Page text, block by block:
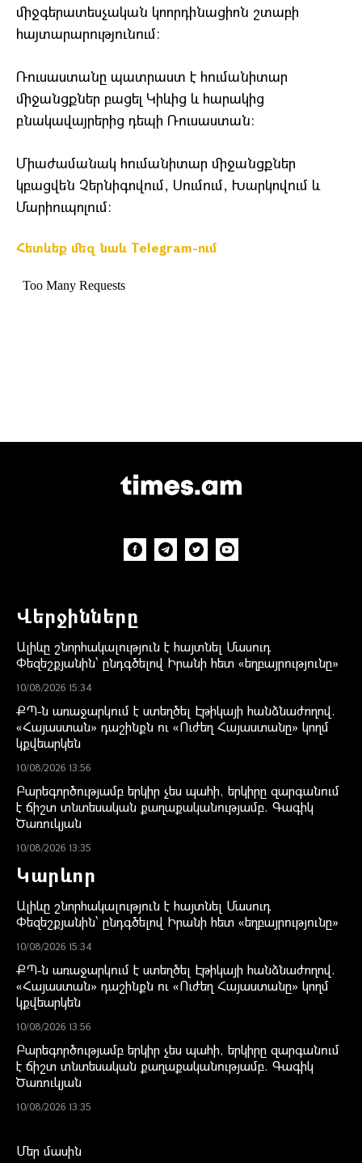
միջգերատեսչական կոորդինացիոն շտաբի
հայտարարությունում։
Ռուսաստանը պատրաստ է հումանիտար
միջանցքներ բացել Կիևից և հարակից
բնակավայրերից դեպի Ռուսաստան։
Միաժամանակ հումանիտար միջանցքներ
կբացվեն Չերնիգովում, Սումում, Խարկովում և
Մարիուպոլում։
Հետևեք մեզ նաև Telegram-ում
Վերջինները
Ալիևը շնորհակալություն է հայտնել Մասուդ
Փեզեշքյանին՝ ընդգծելով Իրանի հետ «եղբայրությունը»
10/08/2026 15:34
ՔՊ-ն առաջարկում է ստեղծել Էթիկայի հանձնաժողով.
«Հայաստան» դաշինքն ու «Ուժեղ Հայաստանը» կողմ
կքվեարկեն
10/08/2026 13:56
Բարեգործությամբ երկիր չես պահի, երկիրը զարգանում
է ճիշտ տնտեսական քաղաքականությամբ. Գագիկ
Ծառուկյան
10/08/2026 13:35
Կարևոր
Ալիևը շնորհակալություն է հայտնել Մասուդ
Փեզեշքյանին՝ ընդգծելով Իրանի հետ «եղբայրությունը»
10/08/2026 15:34
ՔՊ-ն առաջարկում է ստեղծել Էթիկայի հանձնաժողով.
«Հայաստան» դաշինքն ու «Ուժեղ Հայաստանը» կողմ
կքվեարկեն
10/08/2026 13:56
Բարեգործությամբ երկիր չես պահի, երկիրը զարգանում
է ճիշտ տնտեսական քաղաքականությամբ. Գագիկ
Ծառուկյան
10/08/2026 13:35
Մեր մասին